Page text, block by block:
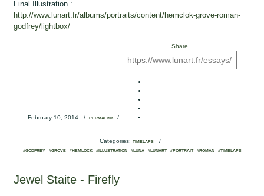
Final Illustration :
http://www.lunart.fr/albums/portraits/content/hemclok-grove-roman-
godfrey/lightbox/
February 10, 2014 / PERMALINK/
Share
Categories: TIMELAPS /
#GODFREY #GROVE #HEMLOCK #ILLUSTRATION #LUNA #LUNART #PORTRAIT #ROMAN #TIMELAPS
Jewel Staite - Firefly